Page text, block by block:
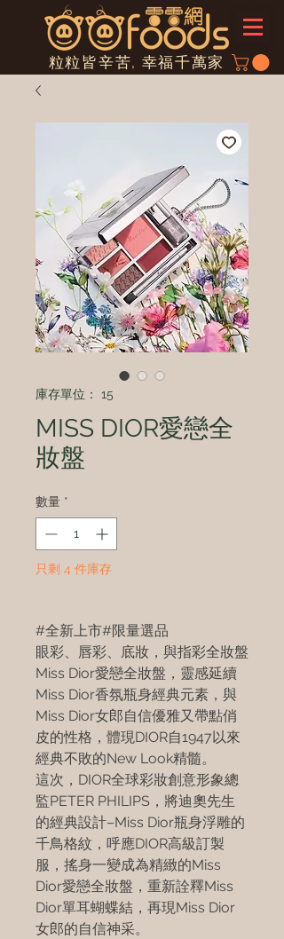
粒粒皆辛苦, 幸福千萬家
庫存單位： 15
MISS DIOR愛戀全
妝盤
數量 *
只剩 4 件庫存
#全新上市#限量選品
眼彩、唇彩、底妝，與指彩全妝盤
Miss Dior愛戀全妝盤，靈感延續
Miss Dior香氛瓶身經典元素，與
Miss Dior女郎自信優雅又帶點俏
皮的性格，體現DIOR自1947以來
經典不敗的New Look精髓。
這次，DIOR全球彩妝創意形象總
監PETER PHILIPS，將迪奧先生
的經典設計–Miss Dior瓶身浮雕的
千鳥格紋，呼應DIOR高級訂製
服，搖身一變成為精緻的Miss
Dior愛戀全妝盤，重新詮釋Miss
Dior單耳蝴蝶結，再現Miss Dior
女郎的自信神采。